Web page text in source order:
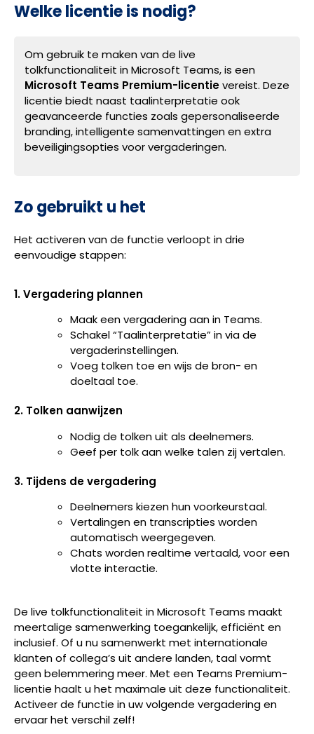
Welke licentie is nodig?
Om gebruik te maken van de live
tolkfunctionaliteit in Microsoft Teams, is een
Microsoft Teams Premium-licentievereist. Deze
licentie biedt naast taalinterpretatie ook
geavanceerde functies zoals gepersonaliseerde
branding, intelligente samenvattingen en extra
beveiligingsopties voor vergaderingen.
Zo gebruikt u het
Het activeren van de functie verloopt in drie
eenvoudige stappen:
1. Vergadering plannen
Maak een vergadering aan in Teams.
Schakel “Taalinterpretatie” in via de
vergaderinstellingen.
Voeg tolken toe en wijs de bron- en
doeltaal toe.
2. Tolken aanwijzen
Nodig de tolken uit als deelnemers.
Geef per tolk aan welke talen zij vertalen.
3. Tijdens de vergadering
Deelnemers kiezen hun voorkeurstaal.
Vertalingen en transcripties worden
automatisch weergegeven.
Chats worden realtime vertaald, voor een
vlotte interactie.
De live tolkfunctionaliteit in Microsoft Teams maakt
meertalige samenwerking toegankelijk, efficiënt en
inclusief. Of u nu samenwerkt met internationale
klanten of collega’s uit andere landen, taal vormt
geen belemmering meer. Met een Teams Premium-
licentie haalt u het maximale uit deze functionaliteit.
Activeer de functie in uw volgende vergadering en
ervaar het verschil zelf!